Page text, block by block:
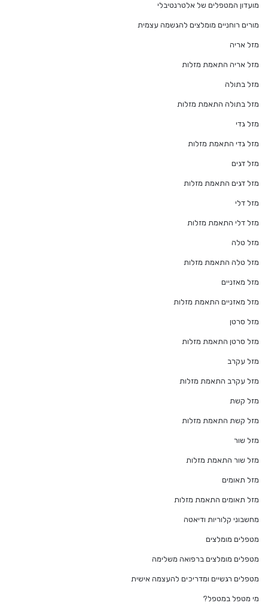
מועדון המטפלים של אלטרנטיבלי
מורים רוחניים מומלצים להגשמה עצמית
מזל אריה
מזל אריה התאמת מזלות
מזל בתולה
מזל בתולה התאמת מזלות
מזל גדי
מזל גדי התאמת מזלות
מזל דגים
מזל דגים התאמת מזלות
מזל דלי
מזל דלי התאמת מזלות
מזל טלה
מזל טלה התאמת מזלות
מזל מאזניים
מזל מאזניים התאמת מזלות
מזל סרטן
מזל סרטן התאמת מזלות
מזל עקרב
מזל עקרב התאמת מזלות
מזל קשת
מזל קשת התאמת מזלות
מזל שור
מזל שור התאמת מזלות
מזל תאומים
מזל תאומים התאמת מזלות
מחשבוני קלוריות ודיאטה
מטפלים מומלצים
מטפלים מומלצים ברפואה משלימה
מטפלים רגשיים ומדריכים להעצמה אישית
מי מטפל במטפל?